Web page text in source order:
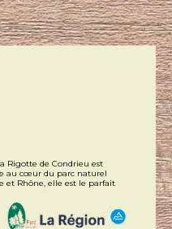
Rigotte de Condrieu est
au cœur du parc naturel
et Rhône, elle est le parfait